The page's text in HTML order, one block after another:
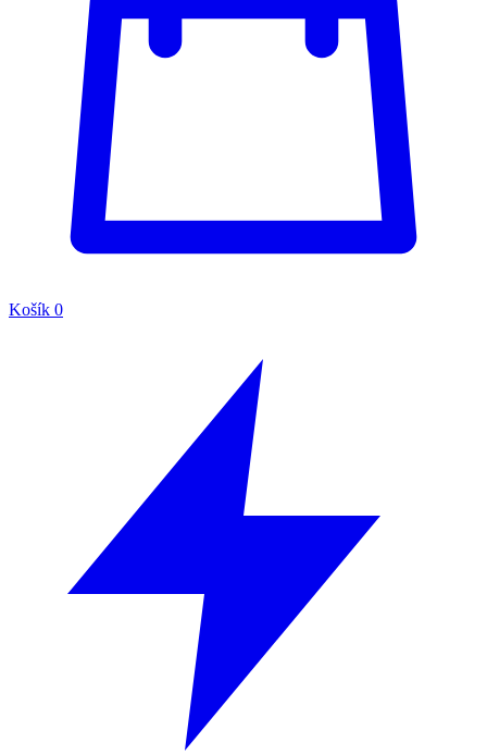
Košík 0